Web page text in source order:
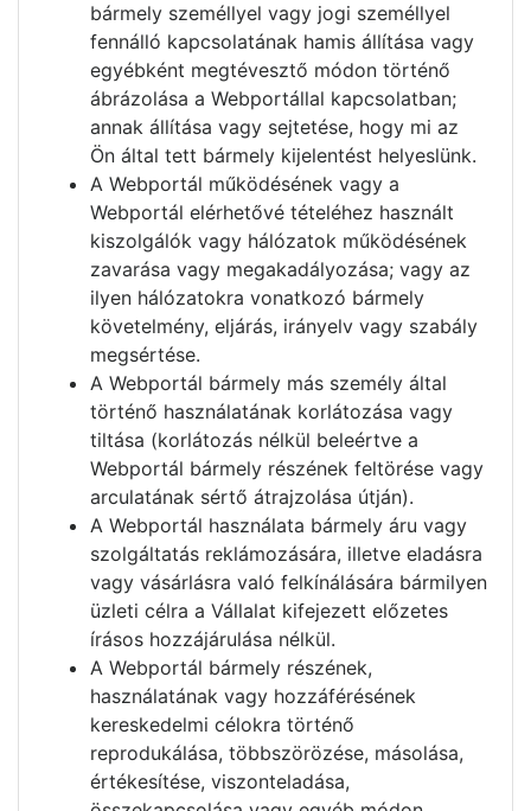
bármely személlyel vagy jogi személlyel
fennálló kapcsolatának hamis állítása vagy
egyébként megtévesztő módon történő
ábrázolása a Webportállal kapcsolatban;
annak állítása vagy sejtetése, hogy mi az
Ön által tett bármely kijelentést helyeslünk.
A Webportál működésének vagy a
Webportál elérhetővé tételéhez használt
kiszolgálók vagy hálózatok működésének
zavarása vagy megakadályozása; vagy az
ilyen hálózatokra vonatkozó bármely
követelmény, eljárás, irányelv vagy szabály
megsértése.
A Webportál bármely más személy által
történő használatának korlátozása vagy
tiltása (korlátozás nélkül beleértve a
Webportál bármely részének feltörése vagy
arculatának sértő átrajzolása útján).
A Webportál használata bármely áru vagy
szolgáltatás reklámozására, illetve eladásra
vagy vásárlásra való felkínálására bármilyen
üzleti célra a Vállalat kifejezett előzetes
írásos hozzájárulása nélkül.
A Webportál bármely részének,
használatának vagy hozzáférésének
kereskedelmi célokra történő
reprodukálása, többszörözése, másolása,
értékesítése, viszonteladása,